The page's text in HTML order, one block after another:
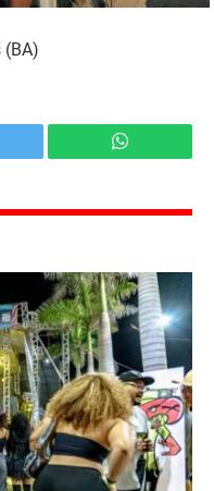
WhatsApp